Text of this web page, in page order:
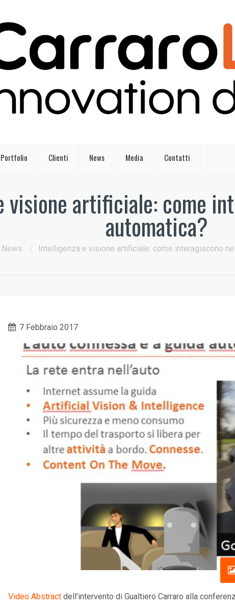
Portfolio Clienti News Media Contatti
visione artificiale: come
automatica?
News / Intelligenza e visione artificiale: come interagiscono
7 Febbraio 2017
Video Abstract dell’intervento di Gualtiero Carraro alla
per l’ecosistema della
comunicazione
12 Giugno 2026
5 Giugno 2026